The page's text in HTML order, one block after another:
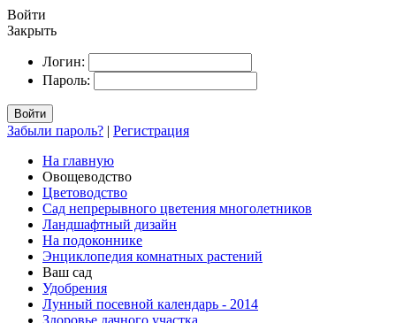
Войти
Закрыть
Логин:
Пароль:
Войти
Забыли пароль? | Регистрация
На главную
Овощеводство
Цветоводство
Сад непрерывного цветения многолетников
Ландшафтный дизайн
На подоконнике
Энциклопедия комнатных растений
Ваш сад
Удобрения
Лунный посевной календарь - 2014
Здоровье дачного участка